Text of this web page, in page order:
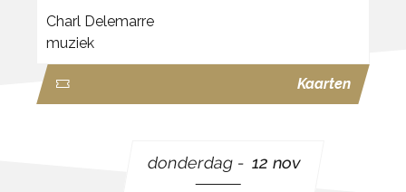
Charl Delemarre
muziek
Kaarten
donderdag 12 nov